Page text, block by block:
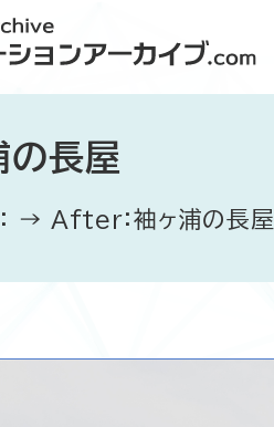
の長屋
→ After：袖ヶ浦の長屋